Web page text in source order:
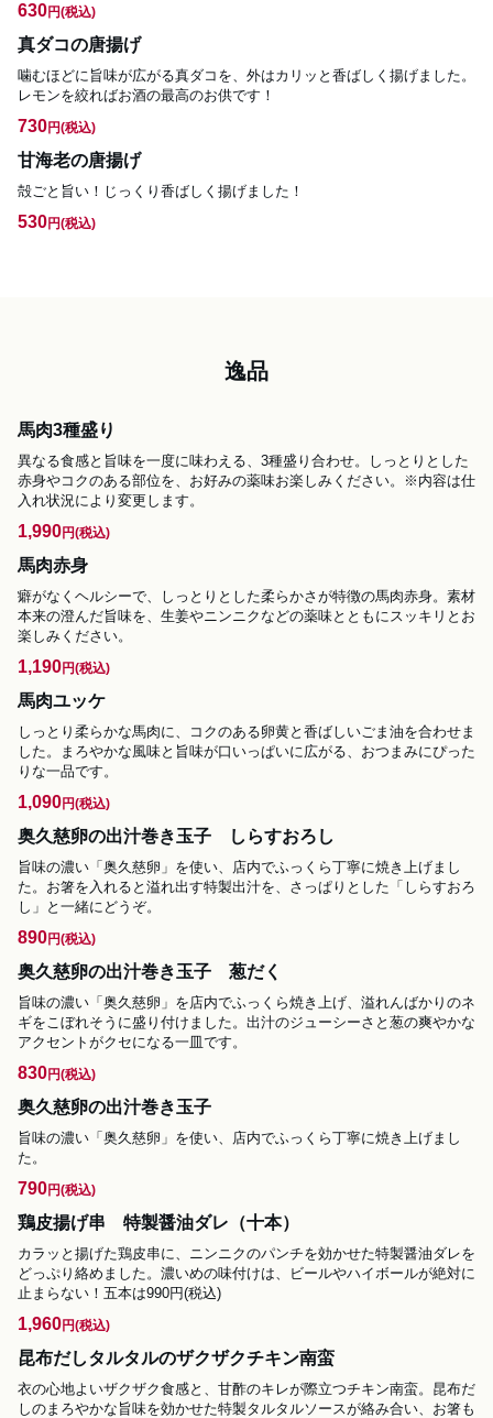
630円(税込)
真ダコの唐揚げ
噛むほどに旨味が広がる真ダコを、外はカリッと香ばしく揚げました。
レモンを絞ればお酒の最高のお供です！
730円(税込)
甘海老の唐揚げ
殻ごと旨い！じっくり香ばしく揚げました！
530円(税込)
逸品
馬肉3種盛り
異なる食感と旨味を一度に味わえる、3種盛り合わせ。しっとりとした
赤身やコクのある部位を、お好みの薬味お楽しみください。※内容は仕
入れ状況により変更します。
1,990円(税込)
馬肉赤身
癖がなくヘルシーで、しっとりとした柔らかさが特徴の馬肉赤身。素材
本来の澄んだ旨味を、生姜やニンニクなどの薬味とともにスッキリとお
楽しみください。
1,190円(税込)
馬肉ユッケ
しっとり柔らかな馬肉に、コクのある卵黄と香ばしいごま油を合わせま
した。まろやかな風味と旨味が口いっぱいに広がる、おつまみにぴった
りな一品です。
1,090円(税込)
奥久慈卵の出汁巻き玉子 しらすおろし
旨味の濃い「奥久慈卵」を使い、店内でふっくら丁寧に焼き上げまし
た。お箸を入れると溢れ出す特製出汁を、さっぱりとした「しらすおろ
し」と一緒にどうぞ。
890円(税込)
奥久慈卵の出汁巻き玉子 葱だく
旨味の濃い「奥久慈卵」を店内でふっくら焼き上げ、溢れんばかりのネ
ギをこぼれそうに盛り付けました。出汁のジューシーさと葱の爽やかな
アクセントがクセになる一皿です。
830円(税込)
奥久慈卵の出汁巻き玉子
旨味の濃い「奥久慈卵」を使い、店内でふっくら丁寧に焼き上げまし
た。
790円(税込)
鶏皮揚げ串 特製醤油ダレ（十本）
カラッと揚げた鶏皮串に、ニンニクのパンチを効かせた特製醤油ダレを
どっぷり絡めました。濃いめの味付けは、ビールやハイボールが絶対に
止まらない！五本は990円(税込)
1,960円(税込)
昆布だしタルタルのザクザクチキン南蛮
衣の心地よいザクザク食感と、甘酢のキレが際立つチキン南蛮。昆布だ
しのまろやかな旨味を効かせた特製タルタルソースが絡み合い、お箸も